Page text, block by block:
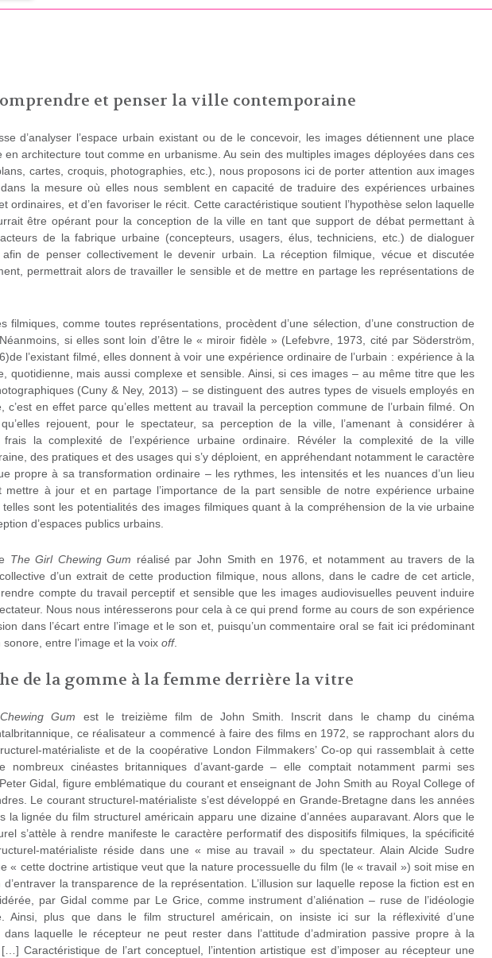
et penser la ville contemporaine
d’analyser l’espace urbain existant ou de le concevoir, les images détiennent une place
en architecture tout comme en urbanisme. Au sein des multiples images déployées dans ces
cartes, croquis, photographies, etc.), nous proposons ici de porter attention aux images
la mesure où elles nous semblent en capacité de traduire des expériences urbaines
ordinaires, et d’en favoriser le récit. Cette caractéristique soutient l’hypothèse selon laquelle
être opérant pour la conception de la ville en tant que support de débat permettant à
de la fabrique urbaine (concepteurs, usagers, élus, techniciens, etc.) de dialoguer
afin de penser collectivement le devenir urbain. La réception filmique, vécue et discutée
permettrait alors de travailler le sensible et de mettre en partage les représentations de
filmiques, comme toutes représentations, procèdent d’une sélection, d’une construction de
si elles sont loin d’être le « miroir fidèle » (Lefebvre, 1973, cité par Söderström,
l’existant filmé, elles donnent à voir une expérience ordinaire de l’urbain : expérience à la
quotidienne, mais aussi complexe et sensible. Ainsi, si ces images – au même titre que les
(Cuny & Ney, 2013) – se distinguent des autres types de visuels employés en
c’est en effet parce qu’elles mettent au travail la perception commune de l’urbain filmé. On
rejouent, pour le spectateur, sa perception de la ville, l’amenant à considérer à
frais la complexité de l’expérience urbaine ordinaire. Révéler la complexité de la ville
des pratiques et des usages qui s’y déploient, en appréhendant notamment le caractère
propre à sa transformation ordinaire – les rythmes, les intensités et les nuances d’un lieu
mettre à jour et en partage l’importance de la part sensible de notre expérience urbaine
sont les potentialités des images filmiques quant à la compréhension de la vie urbaine
d’espaces publics urbains.
The Girl Chewing Gum réalisé par John Smith en 1976, et notamment au travers de la
d’un extrait de cette production filmique, nous allons, dans le cadre de cet article,
compte du travail perceptif et sensible que les images audiovisuelles peuvent induire
Nous nous intéresserons pour cela à ce qui prend forme au cours de son expérience
dans l’écart entre l’image et le son et, puisqu’un commentaire oral se fait ici prédominant
entre l’image et la voix off.
de la gomme à la femme derrière la vitre
Gum est le treizième film de John Smith. Inscrit dans le champ du cinéma
ce réalisateur a commencé à faire des films en 1972, se rapprochant alors du
matérialiste et de la coopérative London Filmmakers’ Co-op qui rassemblait à cette
nombreux cinéastes britanniques d’avant-garde – elle comptait notamment parmi ses
Gidal, figure emblématique du courant et enseignant de John Smith au Royal College of
Le courant structurel-matérialiste s’est développé en Grande-Bretagne dans les années
la lignée du film structurel américain apparu une dizaine d’années auparavant. Alors que le
s’attèle à rendre manifeste le caractère performatif des dispositifs filmiques, la spécificité
matérialiste réside dans une « mise au travail » du spectateur. Alain Alcide Sudre
« cette doctrine artistique veut que la nature processuelle du film (le « travail ») soit mise en
d’entraver la transparence de la représentation. L’illusion sur laquelle repose la fiction est en
par Gidal comme par Le Grice, comme instrument d’aliénation – ruse de l’idéologie
Ainsi, plus que dans le film structurel américain, on insiste ici sur la réflexivité d’une
dans laquelle le récepteur ne peut rester dans l’attitude d’admiration passive propre à la
Caractéristique de l’art conceptuel, l’intention artistique est d’imposer au récepteur une